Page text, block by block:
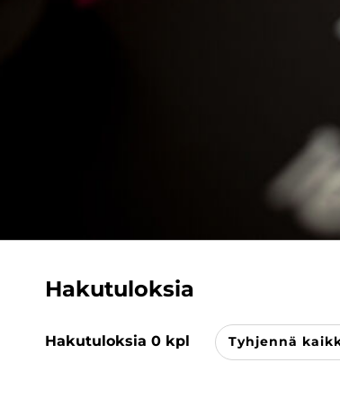
Hakutuloksia
Hakutuloksia 0 kpl Tyhjennä